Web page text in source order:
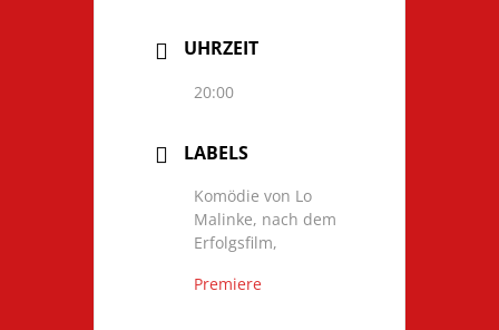
UHRZEIT
20:00
LABELS
Komödie von Lo
Malinke, nach dem
Erfolgsfilm,
Premiere